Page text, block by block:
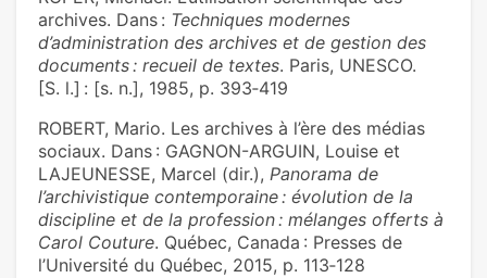
archives. Dans : Techniques modernes
d’administration des archives et de gestion des
documents : recueil de textes. Paris, UNESCO.
[S. l.] : [s. n.], 1985, p. 393‑419
ROBERT, Mario. Les archives à l’ère des médias
sociaux. Dans : GAGNON-ARGUIN, Louise et
LAJEUNESSE, Marcel (dir.), Panorama de
l’archivistique contemporaine : évolution de la
discipline et de la profession : mélanges offerts à
Carol Couture. Québec, Canada : Presses de
l’Université du Québec, 2015, p. 113‑128